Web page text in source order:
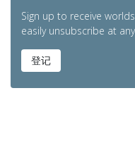
Sign up to receive
easily unsubscribe at
登记